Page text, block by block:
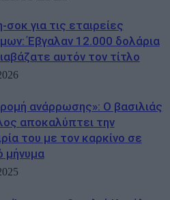
σοκ για τις εταιρείες
Έβγαλαν 12.000 δολάρια
αυτόν τον τίτλο
ανάρρωσης»: Ο βασιλιάς
αποκαλύπτει την
του με τον καρκίνο σε
μήνυμα